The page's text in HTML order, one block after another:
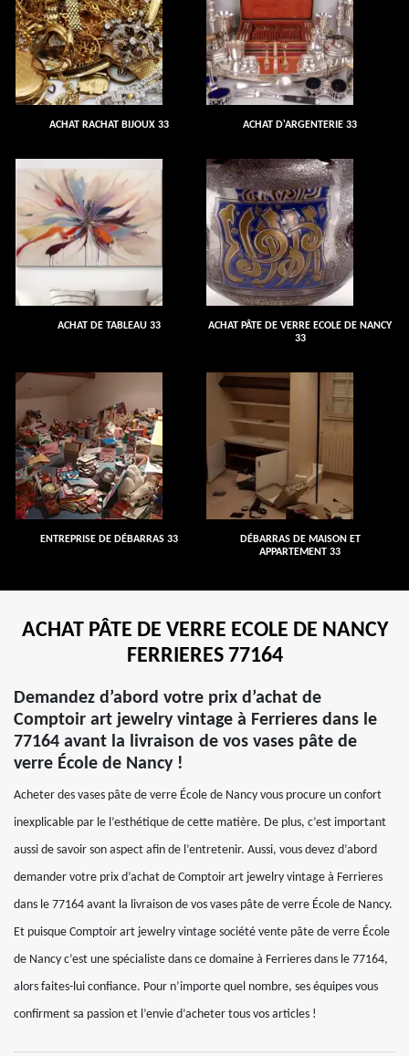
ACHAT RACHAT BIJOUX 33 ACHAT D'ARGENTERIE 33
ACHAT DE TABLEAU 33
ACHAT PÂTE DE VERRE ECOLE DE NANCY
33
ENTREPRISE DE DÉBARRAS 33
DÉBARRAS DE MAISON ET
APPARTEMENT 33
ACHAT PÂTE DE VERRE ECOLE DE NANCY
FERRIERES 77164
Demandez d’abord votre prix d’achat de
Comptoir art jewelry vintage à Ferrieres dans le
77164 avant la livraison de vos vases pâte de
verre École de Nancy !
Acheter des vases pâte de verre École de Nancy vous procure un confort
inexplicable par le l’esthétique de cette matière. De plus, c’est important
aussi de savoir son aspect afin de l’entretenir. Aussi, vous devez d’abord
demander votre prix d’achat de Comptoir art jewelry vintage à Ferrieres
dans le 77164 avant la livraison de vos vases pâte de verre École de Nancy.
Et puisque Comptoir art jewelry vintage société vente pâte de verre École
de Nancy c’est une spécialiste dans ce domaine à Ferrieres dans le 77164,
alors faites-lui confiance. Pour n’importe quel nombre, ses équipes vous
confirment sa passion et l’envie d’acheter tous vos articles !